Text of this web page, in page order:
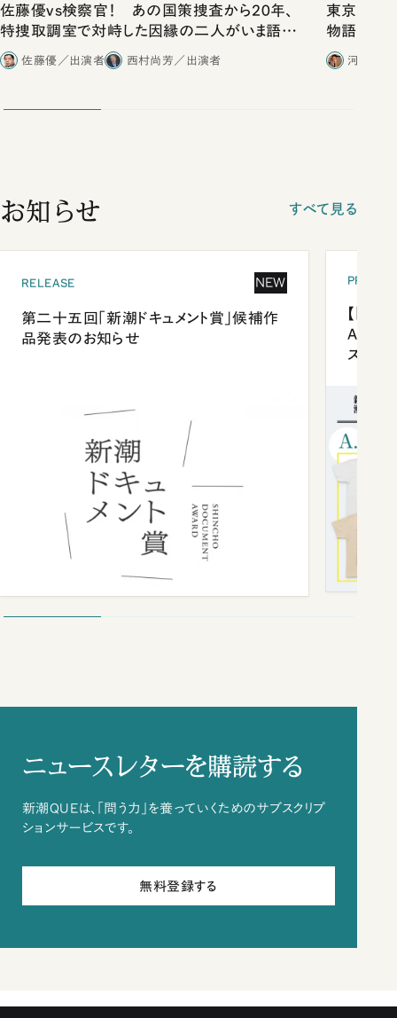
佐藤優vs検察官！ あの国策捜査から20年、
特捜取調室で対峙した因縁の二人がいま語り
合ったこと
佐藤優／出演者 西村尚芳／出演者
東京は都
物語」に
河野有
お知らせ すべて見る
RELEASE NEW
第二十五回「新潮ドキュメント賞」候補作
品発表のお知らせ
【「新
ズプレ
ニュースレターを購読する
新潮QUEは、「問う力」を養っていくためのサブスクリプ
ションサービスです。
無料登録する